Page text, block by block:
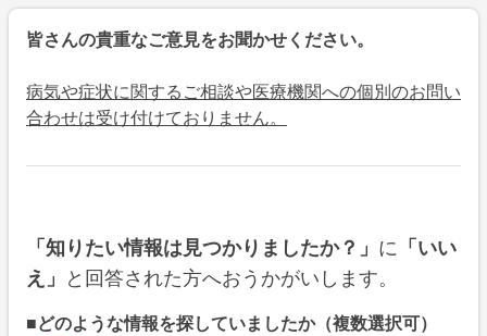
皆さんの貴重なご意見をお聞かせください。
病気や症状に関するご相談や医療機関への個別のお問い
合わせは受け付けておりません。
「知りたい情報は見つかりましたか？」 に 「いい
え」 と回答された方へおうかがいします。
■どのような情報を探していましたか（複数選択可）